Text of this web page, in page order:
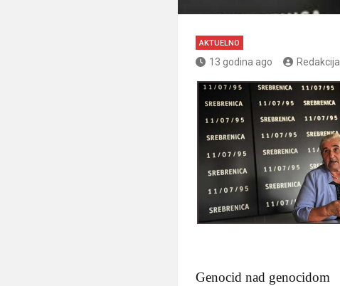
AKTUELNO
13 godina ago Redakcija
Genocid nad genocidom